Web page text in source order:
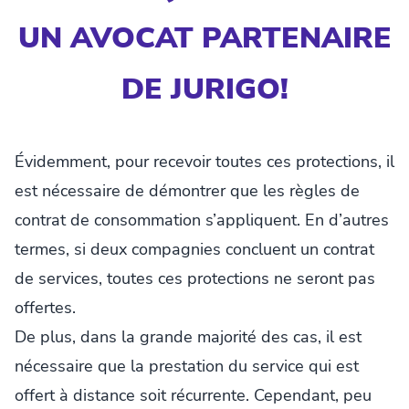
UN AVOCAT PARTENAIRE
DE JURIGO!
Évidemment, pour recevoir toutes ces protections, il
est nécessaire de démontrer que les règles de
contrat de consommation s’appliquent. En d’autres
termes, si deux compagnies concluent un contrat
de services, toutes ces protections ne seront pas
offertes.
De plus, dans la grande majorité des cas, il est
nécessaire que la prestation du service qui est
offert à distance soit récurrente. Cependant, peu